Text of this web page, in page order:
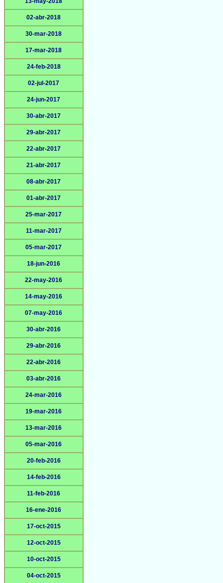
02-abr-2018
30-mar-2018
17-mar-2018
24-feb-2018
02-jul-2017
24-jun-2017
30-abr-2017
29-abr-2017
22-abr-2017
21-abr-2017
08-abr-2017
01-abr-2017
25-mar-2017
11-mar-2017
05-mar-2017
18-jun-2016
22-may-2016
14-may-2016
07-may-2016
30-abr-2016
29-abr-2016
22-abr-2016
03-abr-2016
24-mar-2016
19-mar-2016
13-mar-2016
05-mar-2016
20-feb-2016
14-feb-2016
11-feb-2016
16-ene-2016
17-oct-2015
12-oct-2015
10-oct-2015
04-oct-2015